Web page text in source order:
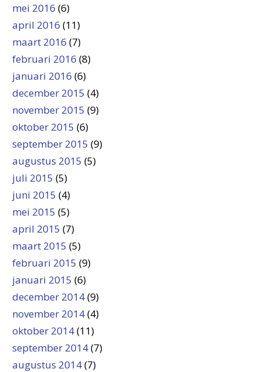
mei 2016 (6)
april 2016 (11)
maart 2016 (7)
februari 2016 (8)
januari 2016 (6)
december 2015 (4)
november 2015 (9)
oktober 2015 (6)
september 2015 (9)
augustus 2015 (5)
juli 2015 (5)
juni 2015 (4)
mei 2015 (5)
april 2015 (7)
maart 2015 (5)
februari 2015 (9)
januari 2015 (6)
december 2014(9)
november 2014(4)
oktober 2014(11)
september 2014(7)
augustus 2014(7)